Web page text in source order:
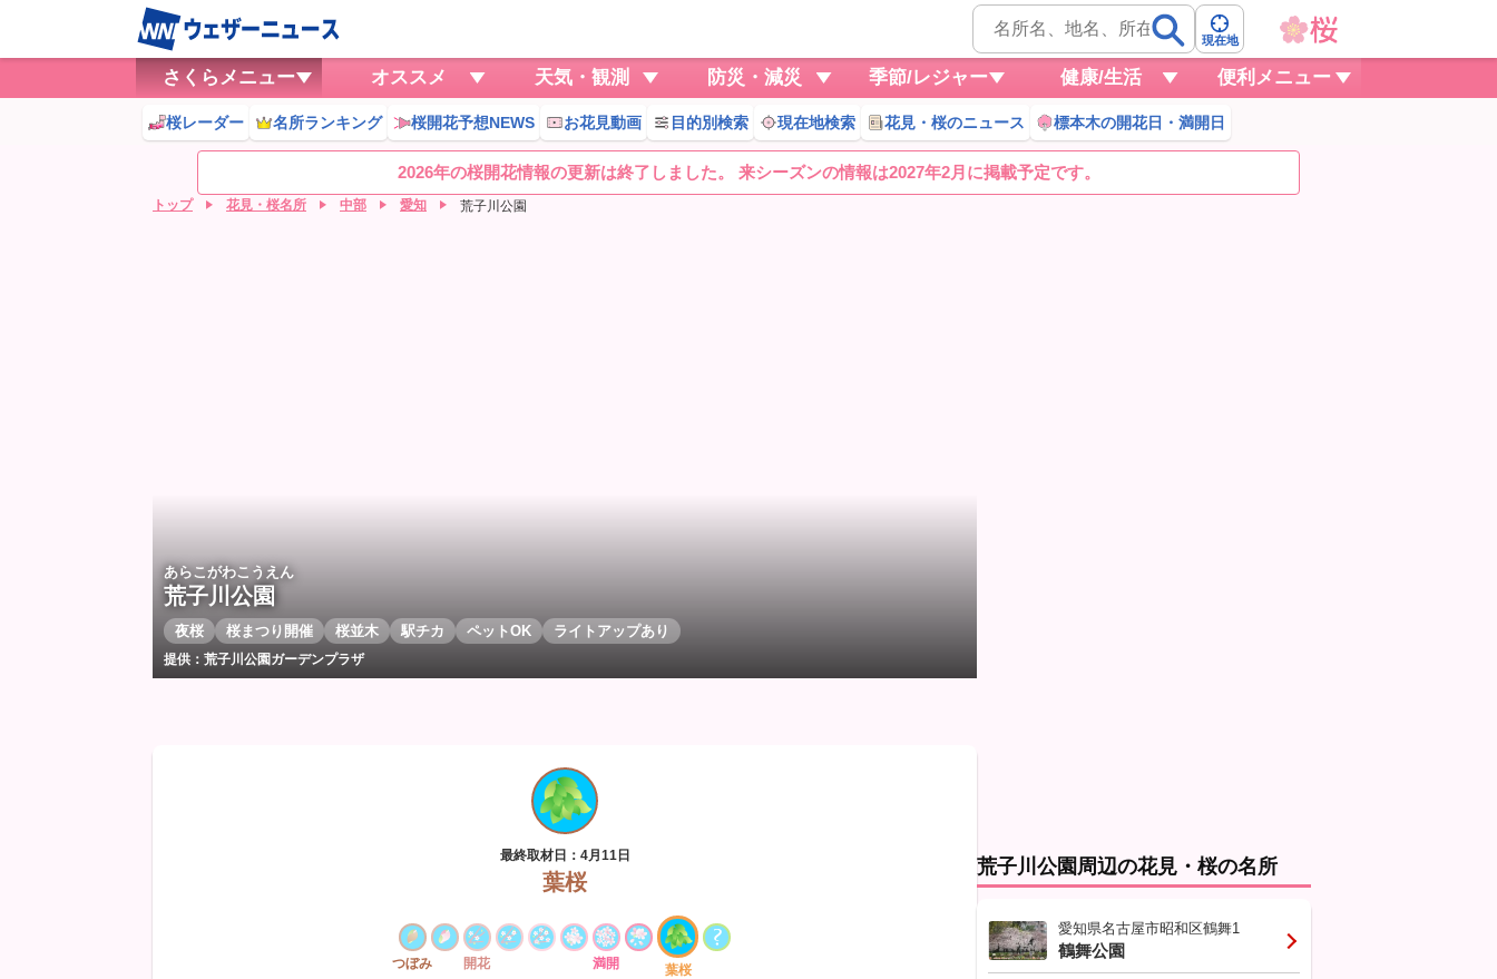
現在地
さくらメニュー オススメ 天気・観測 防災・減災 季節/レジャー 健康/生活 便利メニュー
桜レーダー 名所ランキング 桜開花予想NEWS お花見動画 目的別検索 現在地検索 花見・桜のニュース 標本木の開花日・満開日
2026年の桜開花情報の更新は終了しました。 来シーズンの情報は2027年2月に掲載予定です。
トップ 花見・桜名所 中部 愛知 荒子川公園
あらこがわこうえん
荒子川公園
夜桜 桜まつり開催 桜並木 駅チカ ペットOK ライトアップあり
提供：荒子川公園ガーデンプラザ
最終取材日：4月11日
葉桜
つぼみ 開花 満開 葉桜
荒子川公園周辺の花見・桜の名所
愛知県名古屋市昭和区鶴舞1
鶴舞公園